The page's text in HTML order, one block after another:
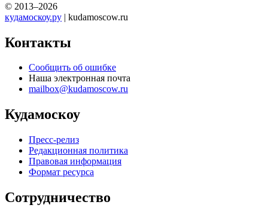
© 2013–2026
кудамоскоу.ру | kudamoscow.ru
Контакты
Сообщить об ошибке
Наша электронная почта
mailbox@kudamoscow.ru
Кудамоскоу
Пресс-релиз
Редакционная политика
Правовая информация
Формат ресурса
Сотрудничество